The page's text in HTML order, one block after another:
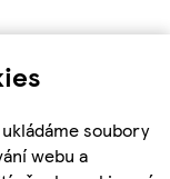
soubory
webu a